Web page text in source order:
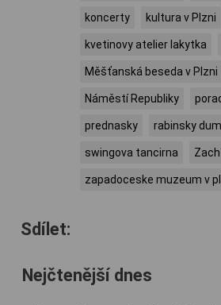
koncerty kultura v Plzni
kvetinovy atelier lakytka
Měšťanská beseda v Plzni
Náměstí Republiky
prednasky rabinsky dum
swingova tancirna
zapadoceske muzeum v
Sdílet:
Nejčtenější dnes